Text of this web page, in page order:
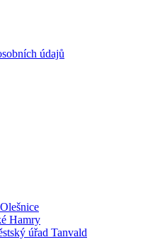
údajů
Hamry
úřad Tanvald